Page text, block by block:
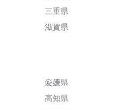
三重県
滋賀県
愛媛県
高知県